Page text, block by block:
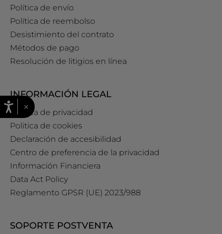
Política de envío
Política de reembolso
Desistimiento del contrato
Métodos de pago
Resolución de litigios en línea
INFORMACIÓN LEGAL
Política de privacidad
Politica de cookies
Declaración de accesibilidad
Centro de preferencia de la privacidad
Información Financiera
Data Act Policy
Reglamento GPSR (UE) 2023/988
SOPORTE POSTVENTA
×